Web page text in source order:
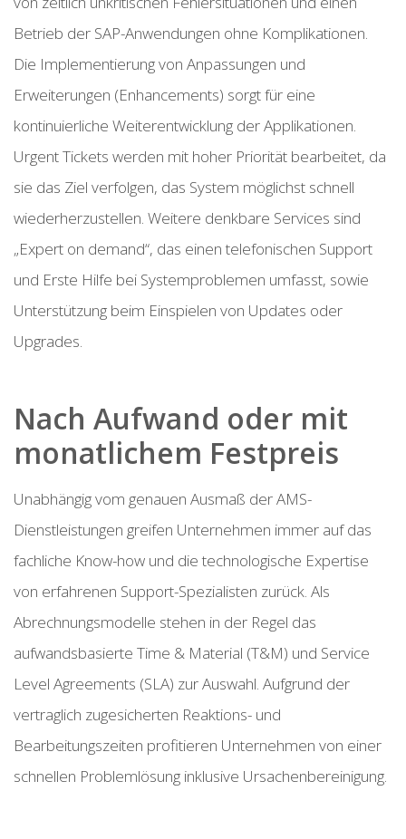
Betrieb der SAP-Anwendungen ohne Komplikationen.
Die Implementierung von Anpassungen und
Erweiterungen (Enhancements) sorgt für eine
kontinuierliche Weiterentwicklung der Applikationen.
Urgent Tickets werden mit hoher Priorität bearbeitet, da
sie das Ziel verfolgen, das System möglichst schnell
wiederherzustellen. Weitere denkbare Services sind
„Expert on demand“, das einen telefonischen Support
und Erste Hilfe bei Systemproblemen umfasst, sowie
Unterstützung beim Einspielen von Updates oder
Upgrades.
Nach Aufwand oder mit
monatlichem Festpreis
Unabhängig vom genauen Ausmaß der AMS-
Dienstleistungen greifen Unternehmen immer auf das
fachliche Know-how und die technologische Expertise
von erfahrenen Support-Spezialisten zurück. Als
Abrechnungsmodelle stehen in der Regel das
aufwandsbasierte Time & Material (T&M) und Service
Level Agreements (SLA) zur Auswahl. Aufgrund der
vertraglich zugesicherten Reaktions- und
Bearbeitungszeiten profitieren Unternehmen von einer
schnellen Problemlösung inklusive Ursachenbereinigung.